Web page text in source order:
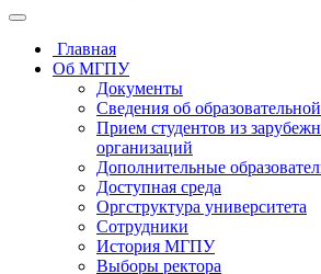
Главная
Об МГПУ
Документы
Сведения об
Прием студентов из
организаций
Дополнительные
Доступная среда
Оргструктура университета
Сотрудники
История МГПУ
Выборы ректора